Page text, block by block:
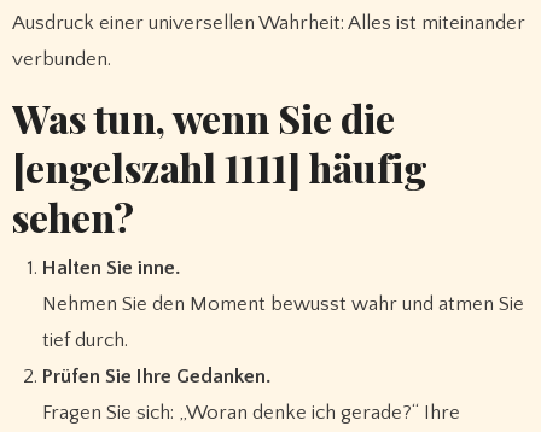
Ausdruck einer universellen Wahrheit: Alles ist miteinander
verbunden.
Was tun, wenn Sie die
[engelszahl 1111] häufig
sehen?
Halten Sie inne.
Nehmen Sie den Moment bewusst wahr und atmen Sie
tief durch.
Prüfen Sie Ihre Gedanken.
Fragen Sie sich: „Woran denke ich gerade?“ Ihre